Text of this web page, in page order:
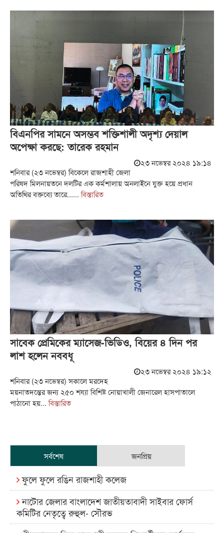
বিএনপির সামনে অসম্ভব শক্তিশালী অদৃশ্য দেয়াল
অপেক্ষা করছে: তারেক রহমান
২৩ নভেম্বর ২০২৪ ১৯:১৪
শনিবার (২৩ নভেম্বর) বিকেলে রাজশাহী জেলা
পরিষদ মিলনায়তনে দলটির এক কর্মশালায় অনলাইনে যুক্ত হয়ে প্রধান
অতিথির বক্তব্যে তারে......বিস্তারিত
সাবেক প্রেমিকের ম্যাসেজ-ভিডিও, বিয়ের ৪ দিন পর
লাশ হলেন নববধূ
২৩ নভেম্বর ২০২৪ ১৯:১২
শনিবার (২৩ নভেম্বর) সকালে মরদেহ
ময়নাতদন্তের জন্য ২৫০ শয্যা বিশিষ্ট নোয়াখালী জেনারেল হাসপাতালে
পাঠানো হয়...বিস্তারিত
সর্বশেষ জনপ্রিয়
ফুলে ফুলে রঙিন রাজশাহী কলেজ
নাটোর জেলার বাংলাদেশ জাতীয়তাবাদী সাইবার ফোর্স
কমিটির নেতৃত্বে রুহুল- সৌরভ